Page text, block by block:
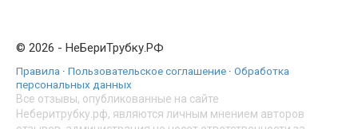
© 2026 - НеБериТрубку.РФ
Правила · Пользовательское соглашение · Обработка
персональных данных
Все отзывы, опубликованные на сайте
Неберитрубку.рф, являются личным мнением авторов